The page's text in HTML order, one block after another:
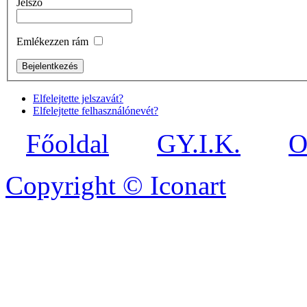
Jelszó
Emlékezzen rám
Elfelejtette jelszavát?
Elfelejtette felhasználónevét?
Főoldal GY.I.K.
Copyright © Iconart